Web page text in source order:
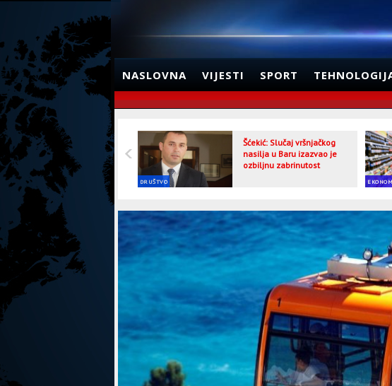
NASLOVNA VIJESTI SPORT
DRUŠTVO
Šćekić: Slučaj vršnjačkog
nasilja u Baru izazvao je
ozbiljnu zabrinutost